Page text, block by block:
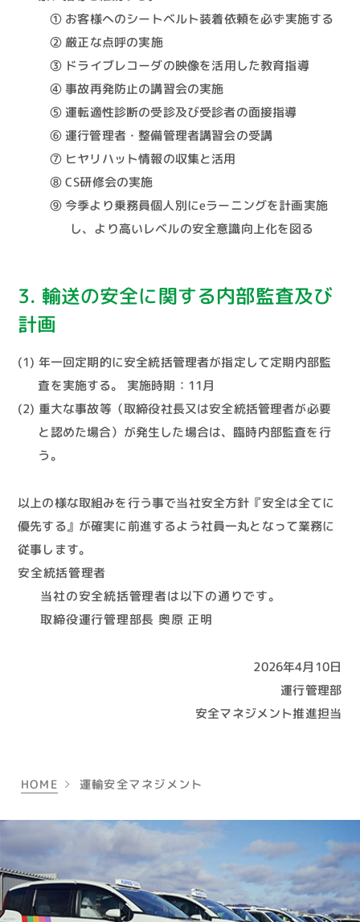
① お客様へのシートベルト装着依頼を必ず実施する
② 厳正な点呼の実施
③ ドライブレコーダの映像を活用した教育指導
④ 事故再発防止の講習会の実施
⑤ 運転適性診断の受診及び受診者の面接指導
⑥ 運行管理者・整備管理者講習会の受講
⑦ ヒヤリハット情報の収集と活用
⑧ CS研修会の実施
⑨ 今季より乗務員個人別にeラーニングを計画実施
し、より高いレベルの安全意識向上化を図る
3. 輸送の安全に関する内部監査及び
計画
年一回定期的に安全統括管理者が指定して定期内部監
査を実施する。 実施時期：11月
重大な事故等（取締役社長又は安全統括管理者が必要
と認めた場合）が発生した場合は、臨時内部監査を行
う。
以上の様な取組みを行う事で当社安全方針『安全は全てに
優先する』が確実に前進するよう社員一丸となって業務に
従事します。
安全統括管理者
当社の安全統括管理者は以下の通りです。
取締役運行管理部長 奥原 正明
2026年4月10日
運行管理部
安全マネジメント推進担当
HOME 運輸安全マネジメント